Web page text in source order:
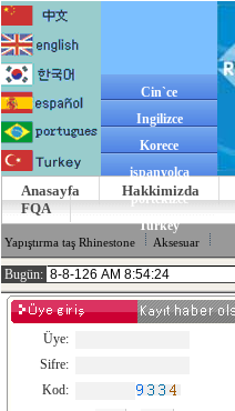
Cin`ce
Ingilizce
Korece
ispanyolca
portekizce
Turkey
Anasayfa Hakkimizda
FQA
Yapıştırma taş Rhinestone Aksesuar
Bugün:
Üye:
Sifre:
Kod: